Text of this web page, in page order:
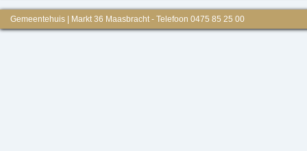
Gemeentehuis | Markt 36 Maasbracht - Telefoon 0475 85 25 00